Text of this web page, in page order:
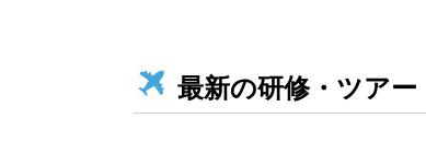
最新の研修・ツアー